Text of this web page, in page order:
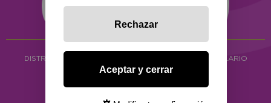
DISTRIBUCIÓN ALIMENTACIÓN ECOLÓGICA Y HERBOLARIO
Copyright © 2026 ·www.ecocash.es
· Ecocash Productos Orgánicos S.C
Rechazar
Aceptar y cerrar